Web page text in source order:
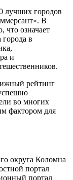
лучших городов
В
что означает
в
и
рейтинг
во многих
фактором для
округа Коломна
портал
портал